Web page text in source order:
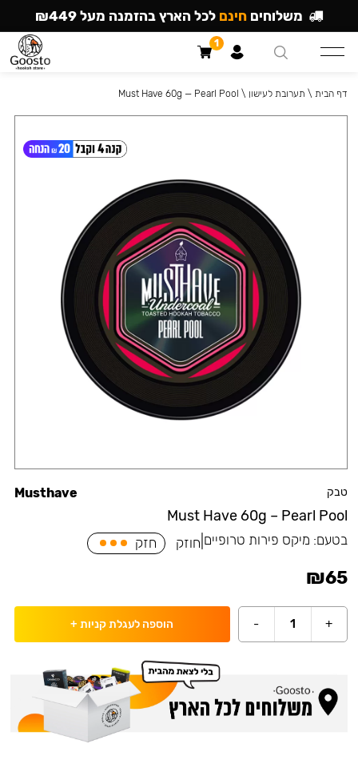
טבק
Must Have 60g – Pearl Pool
Musthave
בטעם: מיקס פירות טרופיים חוזק חזק
₪65
+
1
- הוספה לעגלת קניות +
דף הבית \ תערובת לעישון \
Must Have 60g — Pearl Pool
משלוחים חינם לכל הארץ בהזמנה מעל ₪449
1